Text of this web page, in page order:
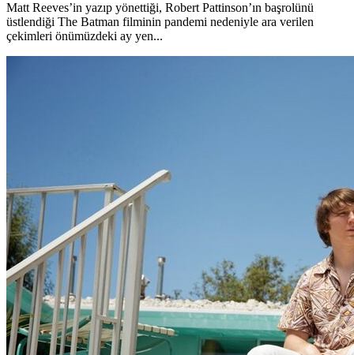
Matt Reeves’in yazıp yönettiği, Robert Pattinson’ın başrolünü
üstlendiği The Batman filminin pandemi nedeniyle ara verilen
çekimleri önümüzdeki ay yen...